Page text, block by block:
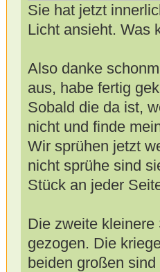
Sie hat jetzt
Licht ansieht. Was
Also danke
aus, habe fertig
Sobald die da ist,
nicht und finde
Wir sprühen jetzt
nicht sprühe sind
Stück an jeder
Die zweite
gezogen. Die
beiden großen